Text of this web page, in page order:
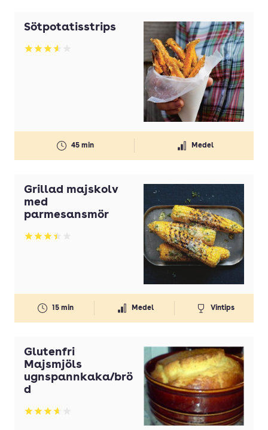
Sötpotatisstrips
Betyg: 3.54 av 5
45 min Medel
Grillad majskolv
med
parmesansmör
Betyg: 3.43 av 5
15 min Medel Vintips
Glutenfri
Majsmjöls
ugnspannkaka/brö
d
Betyg: 3.67 av 5